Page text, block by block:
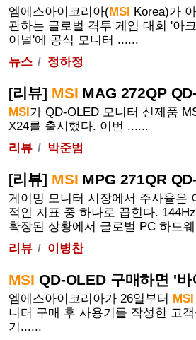
엠에스아이코리아(MSI Korea)가
관하는 글로벌 격투 게임 대회 '아
이널'에 공식 모니터 ......
뉴스
정하정
[리뷰] MSI MAG 272QP
MSI가 QD-OLED모니터 신제품
X24를 출시했다. 이번 ......
리뷰
박준범
[리뷰] MSI MPG 271QR
게이밍 모니터 시장에서 주사율은
적인 지표 중 하나로 꼽힌다.
확장된 상황에서 글로벌 PC 하드
리뷰
이병찬
MSI QD-OLED구매하면 '바
엠에스아이코리아가 26일부터 MSI
니터 구매 후 사용기를 작성한 고
기......